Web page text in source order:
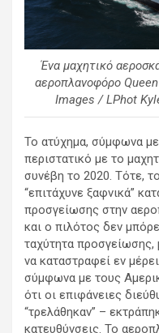
Ένα μαχητικό
αεροπλανοφόρο
Images / LPhot
Το ατύχημα, σύμφωνα με
περιστατικό με το
συνέβη το 2020. Τότε,
“επιτάχυνε ξαφνικά”
προσγείωσης στην
και ο πιλότος δεν
ταχύτητα
να καταστραφεί εν
σύμφωνα με τους
ότι οι επιφάνειες
“τρελάθηκαν” –
κατευθύνσεις. Το